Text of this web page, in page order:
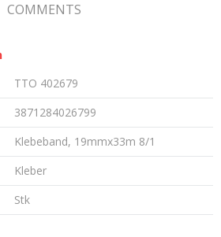
COMMENTS
TTO 402679
3871284026799
Klebeband, 19mmx33m 8/1
Kleber
Stk